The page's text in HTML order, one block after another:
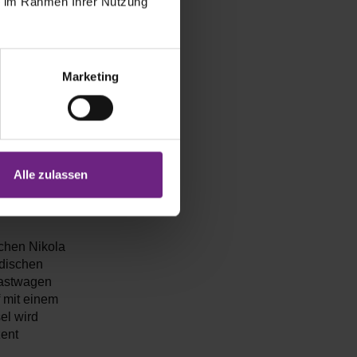
Marketing
Alle zulassen
Benz
auf 80
Nikola
einem
wird